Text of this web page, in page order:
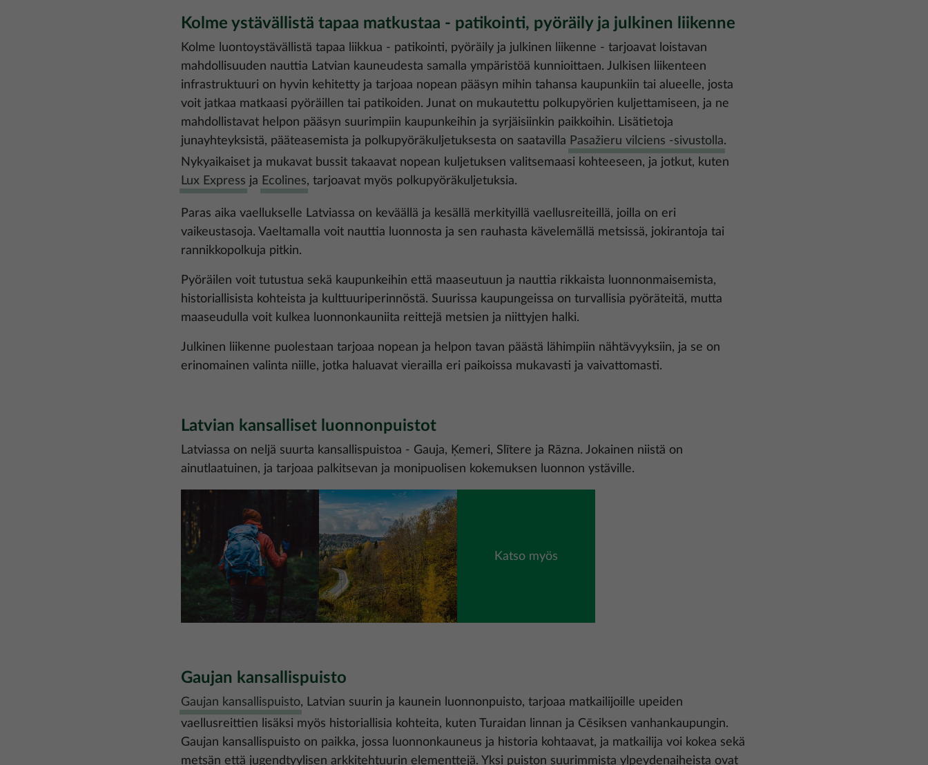
Kolme ystävällistä tapaa matkustaa - patikointi, pyöräily ja julkinen liikenne
Kolme luontoystävällistä tapaa liikkua - patikointi, pyöräily ja julkinen liikenne - tarjoavat loistavan
mahdollisuuden nauttia Latvian kauneudesta samalla ympäristöä kunnioittaen. Julkisen liikenteen
infrastruktuuri on hyvin kehitetty ja tarjoaa nopean pääsyn mihin tahansa kaupunkiin tai alueelle, josta
voit jatkaa matkaasi pyöräillen tai patikoiden. Junat on mukautettu polkupyörien kuljettamiseen, ja ne
mahdollistavat helpon pääsyn suurimpiin kaupunkeihin ja syrjäisiinkin paikkoihin. Lisätietoja
junayhteyksistä, pääteasemista ja polkupyöräkuljetuksesta on saatavilla Pasažieru vilciens -sivustolla.
Nykyaikaiset ja mukavat bussit takaavat nopean kuljetuksen valitsemaasi kohteeseen, ja jotkut, kuten
Lux Express ja Ecolines, tarjoavat myös polkupyöräkuljetuksia.
Paras aika vaellukselle Latviassa on keväällä ja kesällä merkityillä vaellusreiteillä, joilla on eri
vaikeustasoja. Vaeltamalla voit nauttia luonnosta ja sen rauhasta kävelemällä metsissä, jokirantoja tai
rannikkopolkuja pitkin.
Pyöräilen voit tutustua sekä kaupunkeihin että maaseutuun ja nauttia rikkaista luonnonmaisemista,
historiallisista kohteista ja kulttuuriperinnöstä. Suurissa kaupungeissa on turvallisia pyöräteitä, mutta
maaseudulla voit kulkea luonnonkauniita reittejä metsien ja niittyjen halki.
Julkinen liikenne puolestaan tarjoaa nopean ja helpon tavan päästä lähimpiin nähtävyyksiin, ja se on
erinomainen valinta niille, jotka haluavat vierailla eri paikoissa mukavasti ja vaivattomasti.
Latvian kansalliset luonnonpuistot
Latviassa on neljä suurta kansallispuistoa - Gauja, Ķemeri, Slītere ja Rāzna. Jokainen niistä on
ainutlaatuinen, ja tarjoaa palkitsevan ja monipuolisen kokemuksen luonnon ystäville.
Kuva
Katso myös
Gaujan kansallispuisto
Gaujan kansallispuisto, Latvian suurin ja kaunein luonnonpuisto, tarjoaa matkailijoille upeiden
vaellusreittien lisäksi myös historiallisia kohteita, kuten Turaidan linnan ja Cēsiksen vanhankaupungin.
Gaujan kansallispuisto on paikka, jossa luonnonkauneus ja historia kohtaavat, ja matkailija voi kokea sekä
metsän että jugendtyylisen arkkitehtuurin elementtejä. Yksi puiston suurimmista ylpeydenaiheista ovat